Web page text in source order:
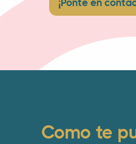
¡Ponte en
Como te